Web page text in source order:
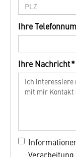
Ihre
Ihre Nachricht *